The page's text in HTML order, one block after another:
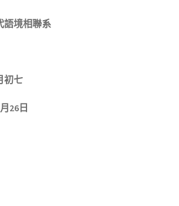
語境相聯系
初七
26日